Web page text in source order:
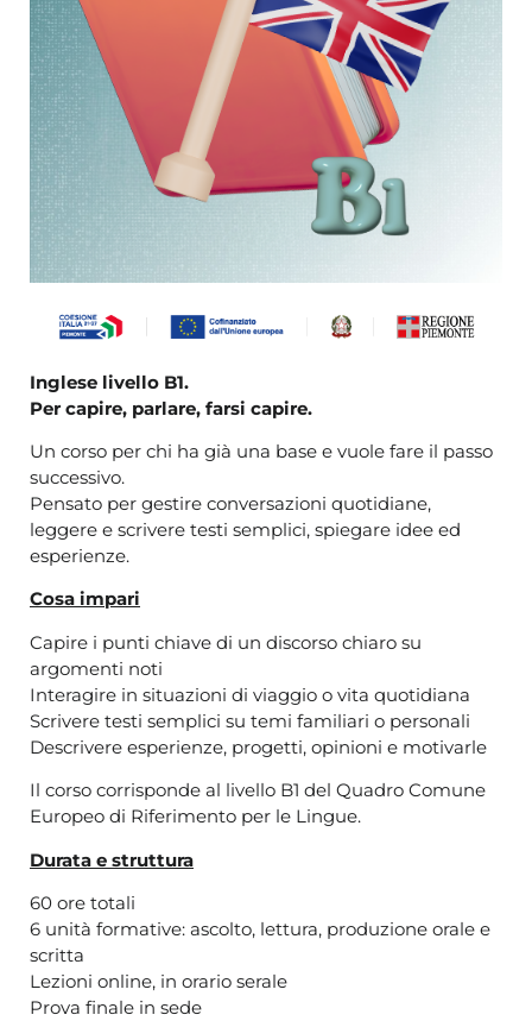
Inglese livello B1.
Per capire, parlare, farsi capire.
Un corso per chi ha già una base e vuole fare il passo
successivo.
Pensato per gestire conversazioni quotidiane,
leggere e scrivere testi semplici, spiegare idee ed
esperienze.
Cosa impari
Capire i punti chiave di un discorso chiaro su
argomenti noti
Interagire in situazioni di viaggio o vita quotidiana
Scrivere testi semplici su temi familiari o personali
Descrivere esperienze, progetti, opinioni e motivarle
Il corso corrisponde al livello B1 del Quadro Comune
Europeo di Riferimento per le Lingue.
Durata e struttura
60 ore totali
6 unità formative: ascolto, lettura, produzione orale e
scritta
Lezioni online, in orario serale
Prova finale in sede